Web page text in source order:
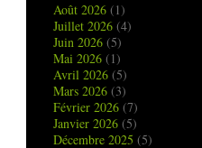
Août 2026 (1)
Juillet 2026 (4)
Juin 2026 (5)
Mai 2026 (1)
Avril 2026 (5)
Mars 2026 (3)
Février 2026 (7)
Janvier 2026 (5)
Décembre 2025 (5)